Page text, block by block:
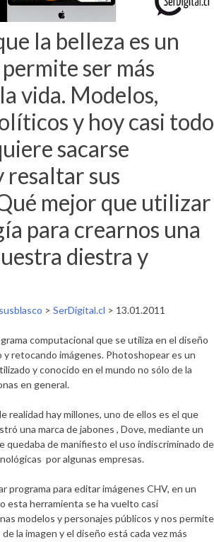
la belleza es un
ser más
vida. Modelos,
y hoy casi todo
sacarse
resaltar sus
mejor que utilizar
para crearnos una
diestra y
> SerDigital.cl > 13.01.2011
computacional que se utiliza en el diseño
y retocando imágenes. Photoshopear es un
y conocido en el mundo no sólo de la
en general.
realidad hay millones, uno de ellos es el que
una marca de jabones , Dove, mediante un
quedaba de manifiesto el uso indiscriminado de
por algunas empresas.
programa para editar imágenes CHV, en un
esta herramienta se ha vuelto casi
modelos y personajes públicos y nos permite
la imagen y el diseño está cada vez más